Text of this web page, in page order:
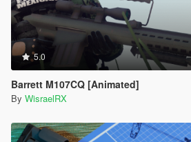
5.0
Barrett M107CQ [Animated]
By WisraelRX